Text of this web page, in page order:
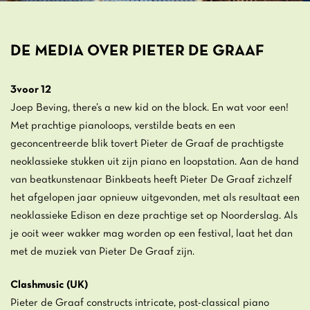
DE MEDIA OVER PIETER DE GRAAF
3voor 12
Joep Beving, there’s a new kid on the block. En wat voor een!
Met prachtige pianoloops, verstilde beats en een
geconcentreerde blik tovert Pieter de Graaf de prachtigste
neoklassieke stukken uit zijn piano en loopstation. Aan de hand
van beatkunstenaar Binkbeats heeft Pieter De Graaf zichzelf
het afgelopen jaar opnieuw uitgevonden, met als resultaat een
neoklassieke Edison en deze prachtige set op Noorderslag. Als
je ooit weer wakker mag worden op een festival, laat het dan
met de muziek van Pieter De Graaf zijn.
Clashmusic (UK)
Pieter de Graaf constructs intricate, post-classical piano